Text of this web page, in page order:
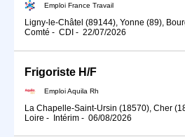
Emploi France Travail
Ligny-le-Châtel (89144), Yonne (89),
Comté - CDI - 22/07/2026
Frigoriste H/F
Emploi Aquila Rh
La Chapelle-Saint-Ursin (18570), Cher
Loire - Intérim - 06/08/2026